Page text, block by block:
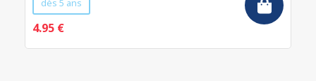
dès 5 ans
4.95 €